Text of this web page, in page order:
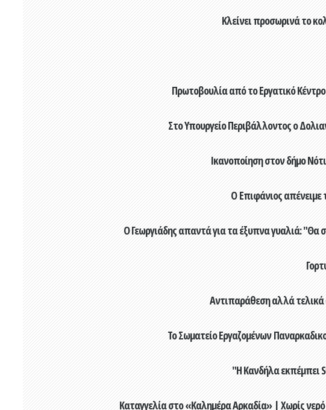
Κλείνει προσωρινά το
Πρωτοβουλία από το Εργατικό
Στο Υπουργείο Περιβάλλοντος ο
Ικανοποίηση στον δήμο
Ο Επιφάνιος απένειμε
Ο Γεωργιάδης απαντά για τα έξυπνα γυαλιά: "Θα
Αντιπαράθεση αλλά τελικά
Το Σωματείο Εργαζομένων
"Η Κανδήλα εκπέμπει
Καταγγελία στο «Καλημέρα Αρκαδία» | Χωρίς